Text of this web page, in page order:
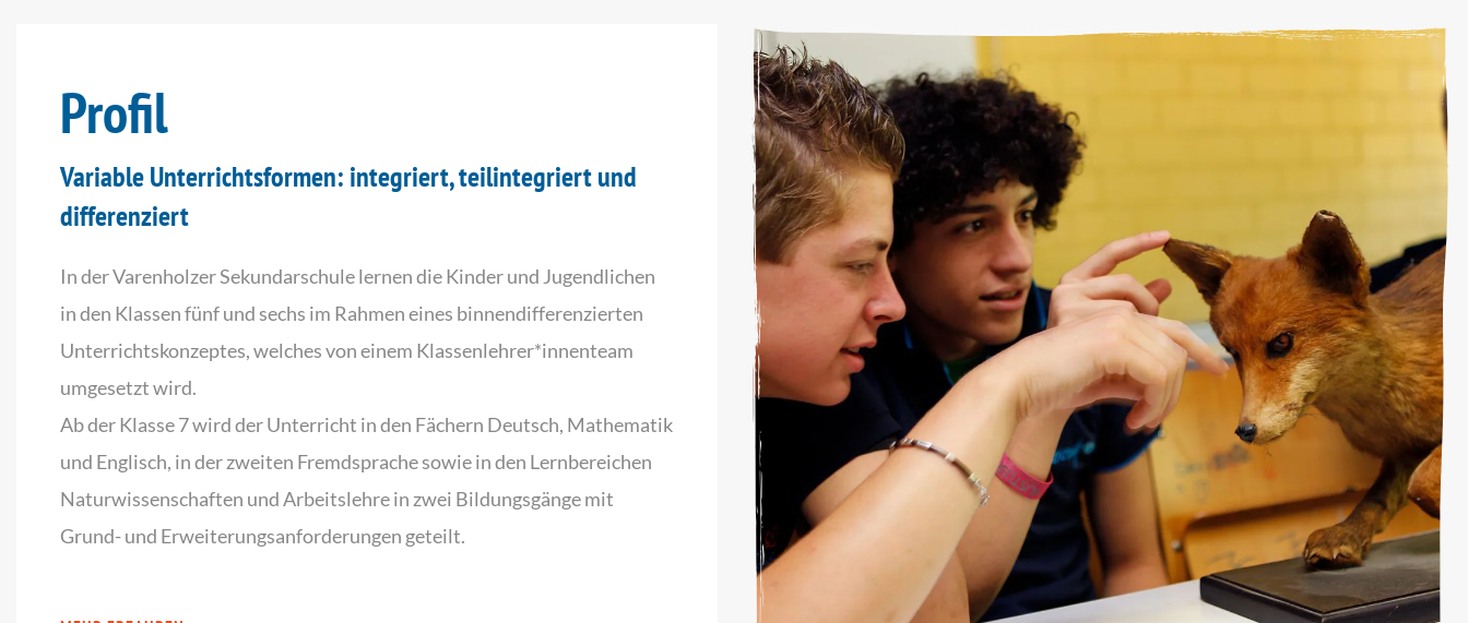
Profil
Variable Unterrichtsformen: integriert, teilintegriert und
differenziert
In der Varenholzer Sekundarschule lernen die Kinder und Jugendlichen
in den Klassen fünf und sechs im Rahmen eines binnendifferenzierten
Unterrichtskonzeptes, welches von einem Klassenlehrer*innenteam
umgesetzt wird.
Ab der Klasse 7 wird der Unterricht in den Fächern Deutsch, Mathematik
und Englisch, in der zweiten Fremdsprache sowie in den Lernbereichen
Naturwissenschaften und Arbeitslehre in zwei Bildungsgänge mit
Grund- und Erweiterungsanforderungen geteilt.